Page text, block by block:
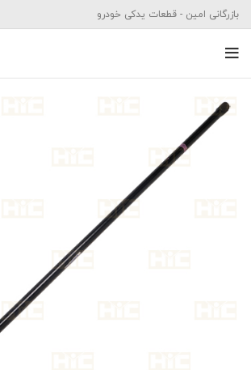
بازرگانی امین - قطعات یدکی خودرو